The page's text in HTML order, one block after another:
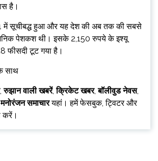
है।
में सूचीबद्ध हुआ और यह देश की अब तक की सबसे
पेशकश थी। इसके 2,150 रुपये के इश्यू
फीसदी टूट गया है।
साथ
,रुझान वाली खबरें,क्रिकेट खबर,बॉलीवुड नेवस,
मनोरंजन समाचारयहां। हमें फेसबुक, ट्विटर और
करें।